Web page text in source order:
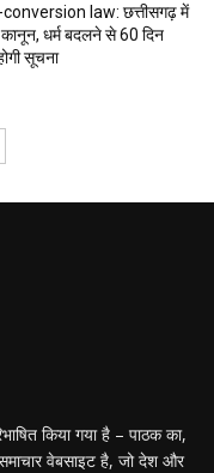
law: छत्तीसगढ़ में
धर्म बदलने से 60 दिन
सूचना
किया गया है – पाठक का,
वेबसाइट है, जो देश और